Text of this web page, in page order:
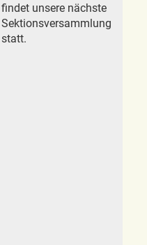
findet unsere nächste
Sektionsversammlung
statt.